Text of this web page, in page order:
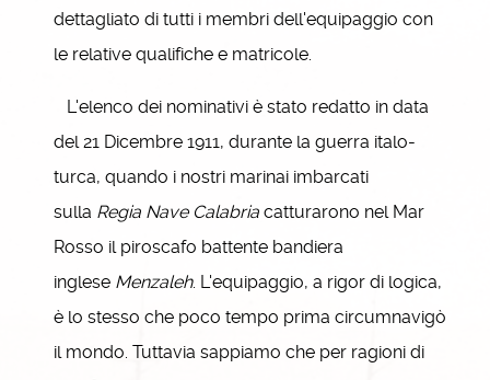
dettagliato di tutti i membri dell'equipaggio con
le relative qualifiche e matricole.
L'elenco dei nominativi è stato redatto in data
del 21 Dicembre 1911, durante la guerra italo-
turca, quando i nostri marinai imbarcati
sulla Regia Nave Calabria catturarono nel Mar
Rosso il piroscafo battente bandiera
inglese Menzaleh. L'equipaggio, a rigor di logica,
è lo stesso che poco tempo prima circumnavigò
il mondo. Tuttavia sappiamo che per ragioni di